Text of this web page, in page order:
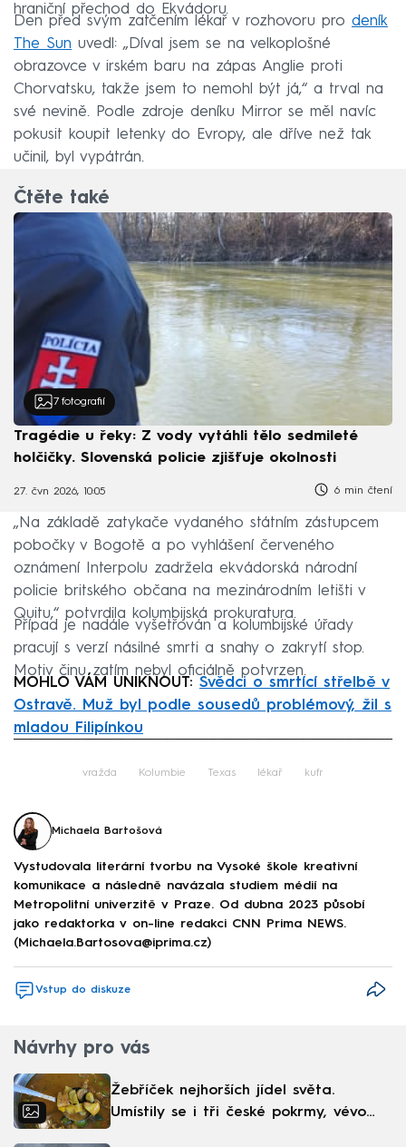
hraniční přechod do Ekvádoru.
Den před svým zatčením lékař v rozhovoru pro deník
The Sun uvedl: „Díval jsem se na velkoplošné
obrazovce v irském baru na zápas Anglie proti
Chorvatsku, takže jsem to nemohl být já,“ a trval na
své nevině. Podle zdroje deníku Mirror se měl navíc
pokusit koupit letenky do Evropy, ale dříve než tak
učinil, byl vypátrán.
Čtěte také
7 fotografií
Tragédie u řeky: Z vody vytáhli tělo sedmileté
holčičky. Slovenská policie zjišťuje okolnosti
27. čvn 2026, 10:05 6 min čtení
„Na základě zatykače vydaného státním zástupcem
pobočky v Bogotě a po vyhlášení červeného
oznámení Interpolu zadržela ekvádorská národní
policie britského občana na mezinárodním letišti v
Quitu,“ potvrdila kolumbijská prokuratura.
Případ je nadále vyšetřován a kolumbijské úřady
pracují s verzí násilné smrti a snahy o zakrytí stop.
Motiv činu zatím nebyl oficiálně potvrzen.
MOHLO VÁM UNIKNOUT: Svědci o smrtící střelbě v
Ostravě. Muž byl podle sousedů problémový, žil s
mladou Filipínkou
vražda Kolumbie Texas lékař kufr
Michaela Bartošová
Vystudovala literární tvorbu na Vysoké škole kreativní
komunikace a následně navázala studiem médií na
Metropolitní univerzitě v Praze. Od dubna 2023 působí
jako redaktorka v on-line redakci CNN Prima NEWS.
(Michaela.Bartosova@iprima.cz)
Vstup do diskuze
Návrhy pro vás
Žebříček nejhorších jídel světa.
Umístily se i tři české pokrmy, vévodí